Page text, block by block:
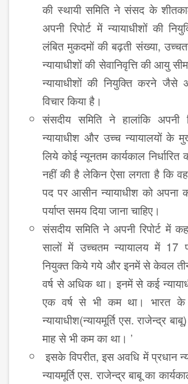
की स्थायी समिति ने संसद के
अपनी रिपोर्ट में न्यायाधीशों की
लंबित मुकदमों की बढ़ती संख्या,
न्यायाधीशों की सेवानिवृत्ति की आयु
न्यायाधीशों की नियुक्ति करने
विचार किया है।
संसदीय समिति ने हालांकि अपनी
न्यायाधीश और उच्च न्यायालयों के
लिये कोई न्यूनतम कार्यकाल
नहीं की है लेकिन ऐसा लगता है कि
पद पर आसीन न्यायाधीश को अपना
पर्याप्त समय दिया जाना चाहिए।
संसदीय समिति ने अपनी रिपोर्ट में
सालों में उच्चतम न्यायालय में 17
नियुक्त किये गये और इनमें से केवल
वर्ष से अधिक था। इनमें से कई
एक वर्ष से भी कम था। भारत के
न्यायाधीश(न्यायमूर्ति एस. राजेन्द्र
माह से भी कम का था। ’
इसके विपरीत, इस अवधि में प्रधान
न्यायमूर्ति एस. राजेन्द्र बाबू का